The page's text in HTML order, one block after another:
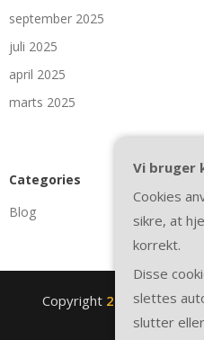
september 2025
juli 2025
april 2025
marts 2025
Categories
Blog
Copyright 2nite.se. All
Vi bruger
Cookies
sikre, at
korrekt.
Disse
slettes
slutter